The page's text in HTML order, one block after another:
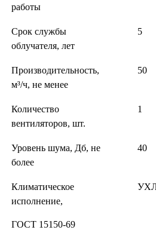
работы
Срок службы
облучателя, лет
5
Производительность,
м³/ч, не менее
50
Количество
вентиляторов, шт.
1
Уровень шума, Дб, не
более
40
Климатическое
исполнение,
ГОСТ 15150-69